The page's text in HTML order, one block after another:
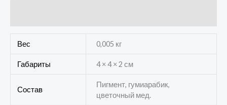
Вес 0,005 кг
Габариты 4 × 4 × 2 см
Состав
Пигмент, гумиарабик,
цветочный мед.